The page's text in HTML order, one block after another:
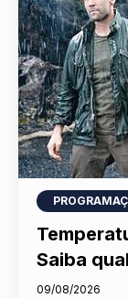
Saiba
09/08/2026